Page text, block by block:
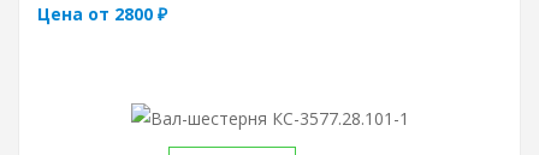
Цена от 2800 ₽